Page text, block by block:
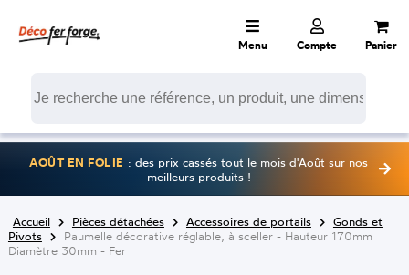
Menu Compte Panier
AOÛT EN FOLIE : des prix cassés tout le mois d'Août sur nos
meilleurs produits !
Accueil Pièces détachées Accessoires de portails
Gonds et
Pivots
Paumelle décorative réglable, à sceller - Hauteur 170mm
Diamètre 30mm - Fer